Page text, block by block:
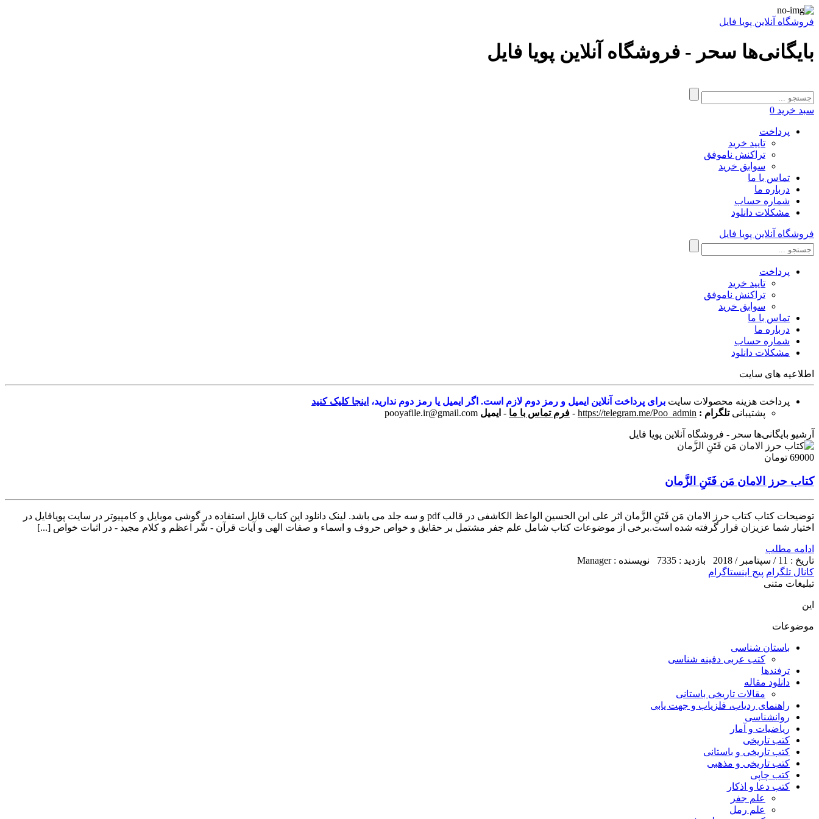
فروشگاه آنلاین پویا فایل
بایگانی‌ها سحر - فروشگاه آنلاین پویا فایل
سبد خرید 0
پرداخت
تایید خرید
تراکنش ناموفق
سوابق خرید
تماس با ما
درباره ما
شماره حساب
مشکلات دانلود
فروشگاه آنلاین پویا فایل
پرداخت
تایید خرید
تراکنش ناموفق
سوابق خرید
تماس با ما
درباره ما
شماره حساب
مشکلات دانلود
اطلاعیه های سایت
پرداخت هزینه محصولات سایت برای پرداخت آنلاین ایمیل و رمز دوم لازم است. اگر ایمیل یا رمز دوم ندارید، اینجا کلیک کنید
پشتیبانی تلگرام : https://telegram.me/Poo_admin
- فرم تماس با ما - ایمیل pooyafile.ir@gmail.com
آرشیو بایگانی‌ها سحر - فروشگاه آنلاین پویا فایل
69000 تومان
کتاب حرز الامان مَن فَتَنِ الزَّمان
توضیحات کتاب کتاب حرز الامان مَن فَتَنِ الزَّمان اثر علی ابن الحسین الواعظ الکاشفی در قالب pdf و سه جلد می باشد. لینک دانلود این کتاب قابل استفاده در گوشی موبایل و کامپیوتر در سایت پویافایل در
اختیار شما عزیزان قرار گرفته شده است.برخی از موضوعات کتاب شامل علم جفر مشتمل بر حقایق و خواص حروف و اسماء و صفات الهی و آیات قرآن - سِّر اعظم و کلام مجید - در اثبات خواص [...]
ادامه مطلب
تاریخ : 11 / سپتامبر / 2018
بازدید : 7335
نویسنده : Manager
کانال تلگرام پیج اینستاگرام
تبلیغات متنی
این
موضوعات
باستان شناسی
کتب عربی دفینه شناسی
ترفندها
دانلود مقاله
مقالات تاریخی باستانی
راهنمای ردیاب، فلزیاب و جهت یابی
روانشناسی
ریاضیات و آمار
کتب تاریخی
کتب تاریخی و باستانی
کتب تاریخی و مذهبی
کتب چاپی
کتب دعا و اذکار
علم جفر
علم رمل